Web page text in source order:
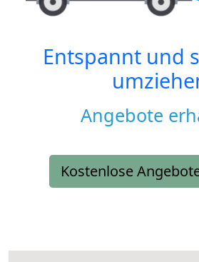
Entspannt und
Angebote
Kostenlose